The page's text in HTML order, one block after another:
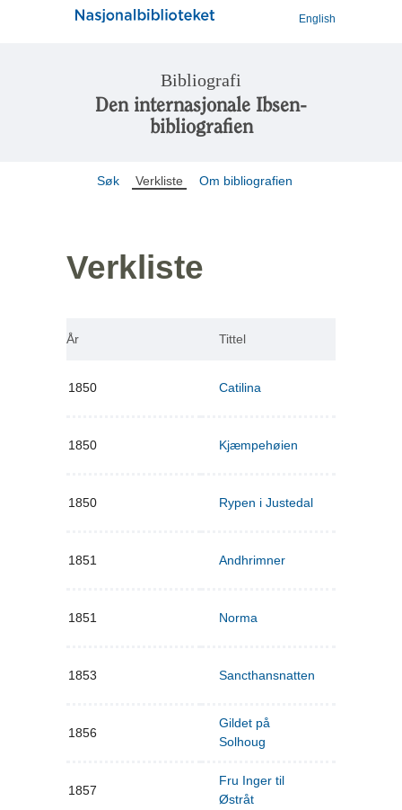
English
Bibliografi
Den internasjonale Ibsen-
bibliografien
Søk Verkliste Om bibliografien
Verkliste
År Tittel
1850 Catilina
1850 Kjæmpehøien
1850 Rypen i Justedal
1851 Andhrimner
1851 Norma
1853 Sancthansnatten
1856
Gildet på
Solhoug
1857
Fru Inger til
Østråt